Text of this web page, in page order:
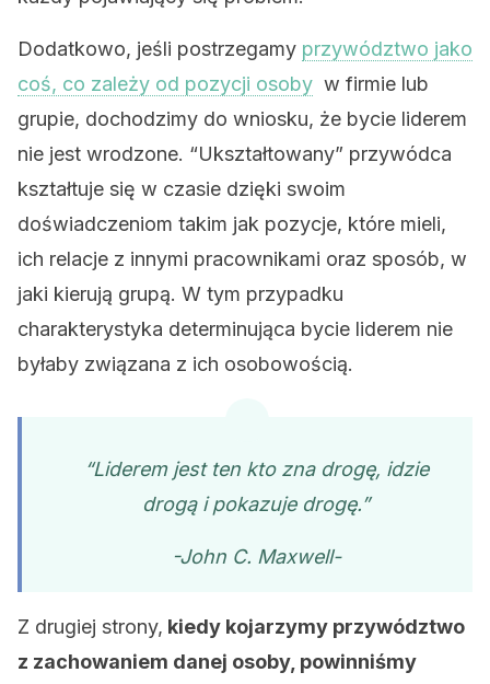
Dodatkowo, jeśli postrzegamy przywództwo jako
coś, co zależy od pozycji osoby w firmie lub
grupie, dochodzimy do wniosku, że bycie liderem
nie jest wrodzone. “Ukształtowany” przywódca
kształtuje się w czasie dzięki swoim
doświadczeniom takim jak pozycje, które mieli,
ich relacje z innymi pracownikami oraz sposób, w
jaki kierują grupą. W tym przypadku
charakterystyka determinująca bycie liderem nie
byłaby związana z ich osobowością.
“Liderem jest ten kto zna drogę, idzie
drogą i pokazuje drogę.”
-John C. Maxwell-
Z drugiej strony, kiedy kojarzymy przywództwo
z zachowaniem danej osoby, powinniśmy